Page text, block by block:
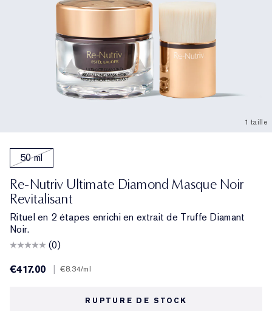
1 taille
50 ml
Re-Nutriv Ultimate Diamond Masque Noir
Revitalisant
Rituel en 2 étapes enrichi en extrait de Truffe Diamant
Noir.
(0)
€417.00
€8.34/ml
RUPTURE DE STOCK